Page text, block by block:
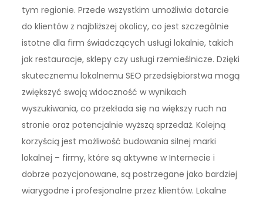
tym regionie. Przede wszystkim umożliwia dotarcie
do klientów z najbliższej okolicy, co jest szczególnie
istotne dla firm świadczących usługi lokalnie, takich
jak restauracje, sklepy czy usługi rzemieślnicze. Dzięki
skutecznemu lokalnemu SEO przedsiębiorstwa mogą
zwiększyć swoją widoczność w wynikach
wyszukiwania, co przekłada się na większy ruch na
stronie oraz potencjalnie wyższą sprzedaż. Kolejną
korzyścią jest możliwość budowania silnej marki
lokalnej – firmy, które są aktywne w Internecie i
dobrze pozycjonowane, są postrzegane jako bardziej
wiarygodne i profesjonalne przez klientów. Lokalne